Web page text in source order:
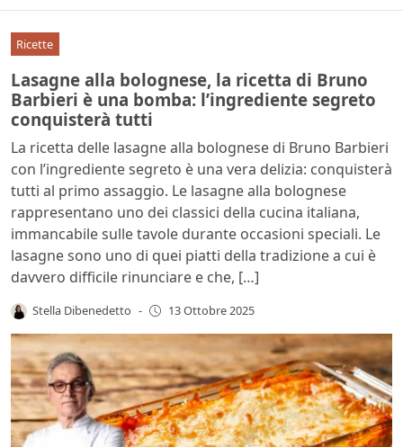
Ricette
Lasagne alla bolognese, la ricetta di Bruno
Barbieri è una bomba: l’ingrediente segreto
conquisterà tutti
La ricetta delle lasagne alla bolognese di Bruno Barbieri
con l’ingrediente segreto è una vera delizia: conquisterà
tutti al primo assaggio. Le lasagne alla bolognese
rappresentano uno dei classici della cucina italiana,
immancabile sulle tavole durante occasioni speciali. Le
lasagne sono uno di quei piatti della tradizione a cui è
davvero difficile rinunciare e che, […]
Stella Dibenedetto - 13 Ottobre 2025